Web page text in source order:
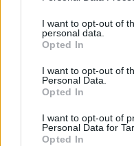
I want to opt-out of
personal data.
Opted In
I want to opt-out of
Personal Data.
Opted In
I want to opt-out of
Personal Data for
Opted In
Estijoje,
Britanijoje jaunimo
išskiriamas kaip
Universitetuose ir
jaunimo
specializacija. Be
užtikrinamas